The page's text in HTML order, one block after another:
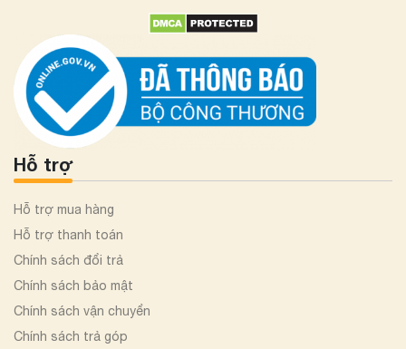
Hỗ trợ
Hỗ trợ mua hàng
Hỗ trợ thanh toán
Chính sách đổi trả
Chính sách bảo mật
Chính sách vận chuyển
Chính sách trả góp